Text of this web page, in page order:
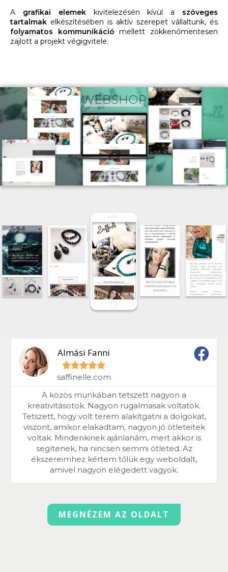
A grafikai elemekkivitelezésén kívül a szöveges
tartalmak elkészítésében is aktív szerepet vállaltunk, és
folyamatos kommunikáció mellett zökkenőmentesen
zajlott a projekt végigvitele.
Almási Fanni

saffinelle.com
A közös munkában tetszett nagyon a
kreativitásotok. Nagyon rugalmasak voltatok.
Tetszett, hogy volt terem alakítgatni a dolgokat,
viszont, amikor elakadtam, nagyon jó ötleteitek
voltak. Mindenkinek ajánlanám, mert akkor is
segítenek, ha nincsen semmi ötleted. Az
ékszereimhez kértem tőlük egy weboldalt,
amivel nagyon elégedett vagyok.
MEGNÉZEM AZ OLDALT